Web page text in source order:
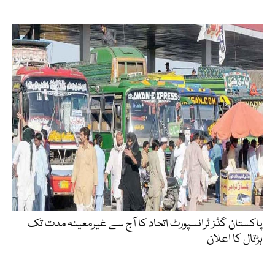
پاکستان گڈز ٹرانسپورٹ اتحاد کا آج سے غیرمعینہ مدت تک
ہڑتال کا اعلان